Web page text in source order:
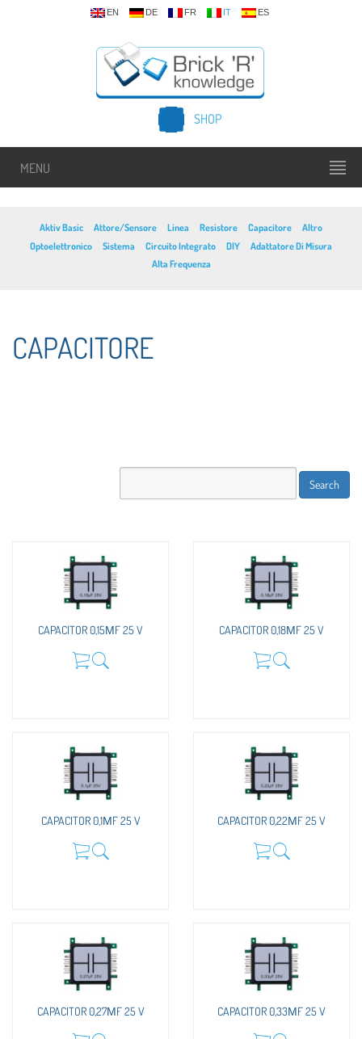
EN DE FR IT ES
SHOP
MENU
Aktiv Basic Attore/Sensore Linea Resistore Capacitore
Altro
Optoelettronico
Sistema Circuito Integrato DIY
Adattatore Di Misura
Alta Frequenza
CAPACITORE
CAPACITOR 0,15ΜF 25 V CAPACITOR 0,18ΜF 25 V
CAPACITOR 0,1ΜF 25 V CAPACITOR 0,22ΜF 25 V
CAPACITOR 0,27ΜF 25 V CAPACITOR 0,33ΜF 25 V